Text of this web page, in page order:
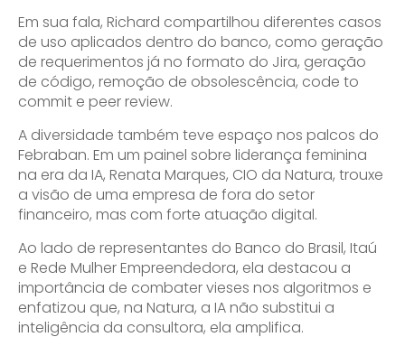
Em sua fala, Richard compartilhou diferentes casos
de uso aplicados dentro do banco, como geração
de requerimentos já no formato do Jira, geração
de código, remoção de obsolescência, code to
commit e peer review.
A diversidade também teve espaço nos palcos do
Febraban. Em um painel sobre liderança feminina
na era da IA, Renata Marques, CIO da Natura, trouxe
a visão de uma empresa de fora do setor
financeiro, mas com forte atuação digital.
Ao lado de representantes do Banco do Brasil, Itaú
e Rede Mulher Empreendedora, ela destacou a
importância de combater vieses nos algoritmos e
enfatizou que, na Natura, a IA não substitui a
inteligência da consultora, ela amplifica.